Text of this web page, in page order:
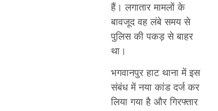
हैं। लगातार मामलों के
बावजूद वह लंबे समय से
पुलिस की पकड़ से बाहर
था।
भगवानपुर हाट थाना में इस
संबंध में नया कांड दर्ज कर
लिया गया है और गिरफ्तार